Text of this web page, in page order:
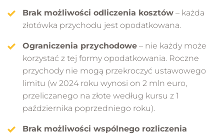
Brak możliwości odliczenia kosztów – każda
złotówka przychodu jest opodatkowana.
Ograniczenia przychodowe – nie każdy może
korzystać z tej formy opodatkowania. Roczne
przychody nie mogą przekroczyć ustawowego
limitu (w 2024 roku wynosi on 2 mln euro,
przeliczanego na złote według kursu z 1
października poprzedniego roku).
Brak możliwości wspólnego rozliczenia